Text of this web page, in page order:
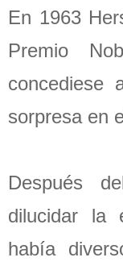
En 1963
Premio
concediese
sorpresa en
Después
dilucidar la
había